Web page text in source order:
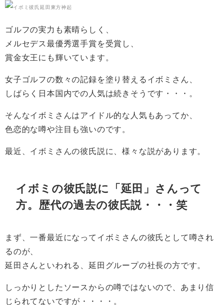
ゴルフの実力も素晴らしく、
メルセデス最優秀選手賞を受賞し、
賞金女王にも輝いています。
女子ゴルフの数々の記録を塗り替えるイボミさん、
しばらく日本国内での人気は続きそうです・・・。
そんなイボミさんはアイドル的な人気もあってか、
色恋的な噂や注目も強いのです。
最近、イボミさんの彼氏説に、様々な説があります。
イボミの彼氏説に「延田」さんって
方。歴代の過去の彼氏説・・・笑
まず、一番最近になってイボミさんの彼氏として噂され
るのが、
延田さんといわれる、延田グループの社長の方です。
しっかりとしたソースからの噂ではないので、あまり信
じられてないですが・・・・。